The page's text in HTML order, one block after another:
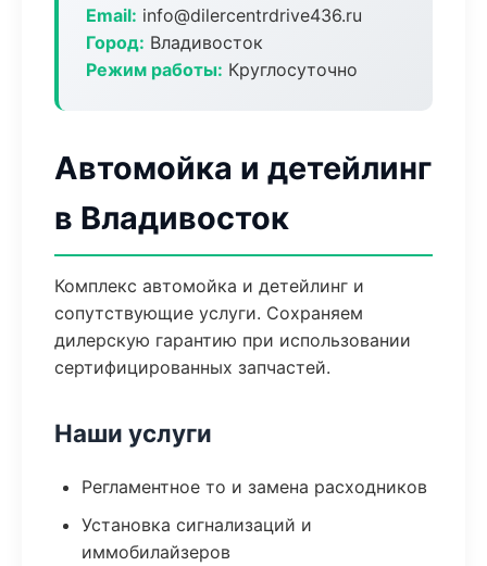
Email: info@dilercentrdrive436.ru
Город: Владивосток
Режим работы: Круглосуточно
Автомойка и детейлинг
в Владивосток
Комплекс автомойка и детейлинг и
сопутствующие услуги. Сохраняем
дилерскую гарантию при использовании
сертифицированных запчастей.
Наши услуги
Регламентное то и замена расходников
Установка сигнализаций и
иммобилайзеров